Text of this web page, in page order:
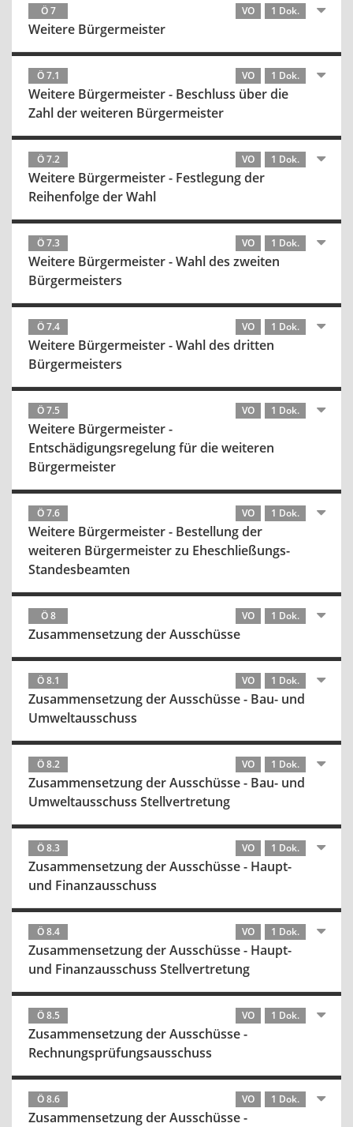
Ö 7 VO 1 Dok.
Weitere Bürgermeister
Ö 7.1 VO 1 Dok.
Weitere Bürgermeister - Beschluss über die
Zahl der weiteren Bürgermeister
Ö 7.2 VO 1 Dok.
Weitere Bürgermeister - Festlegung der
Reihenfolge der Wahl
Ö 7.3 VO 1 Dok.
Weitere Bürgermeister - Wahl des zweiten
Bürgermeisters
Ö 7.4 VO 1 Dok.
Weitere Bürgermeister - Wahl des dritten
Bürgermeisters
Ö 7.5 VO 1 Dok.
Weitere Bürgermeister -
Entschädigungsregelung für die weiteren
Bürgermeister
Ö 7.6 VO 1 Dok.
Weitere Bürgermeister - Bestellung der
weiteren Bürgermeister zu Eheschließungs-
Standesbeamten
Ö 8 VO 1 Dok.
Zusammensetzung der Ausschüsse
Ö 8.1 VO 1 Dok.
Zusammensetzung der Ausschüsse - Bau- und
Umweltausschuss
Ö 8.2 VO 1 Dok.
Zusammensetzung der Ausschüsse - Bau- und
Umweltausschuss Stellvertretung
Ö 8.3 VO 1 Dok.
Zusammensetzung der Ausschüsse - Haupt-
und Finanzausschuss
Ö 8.4 VO 1 Dok.
Zusammensetzung der Ausschüsse - Haupt-
und Finanzausschuss Stellvertretung
Ö 8.5 VO 1 Dok.
Zusammensetzung der Ausschüsse -
Rechnungsprüfungsausschuss
Ö 8.6 VO 1 Dok.
Zusammensetzung der Ausschüsse -